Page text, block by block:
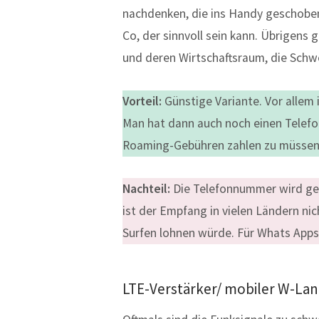
nachdenken, die ins Handy
Co, der sinnvoll sein kann. Übrigens
und deren Wirtschaftsraum, die
Vorteil: Günstige Variante. Vor
Man hat dann auch noch einen
Roaming-Gebühren zahlen zu
Nachteil: Die Telefonnummer wird
ist der Empfang in vielen Ländern
Surfen lohnen würde. Für Whats
LTE-Verstärker/ mobiler W-